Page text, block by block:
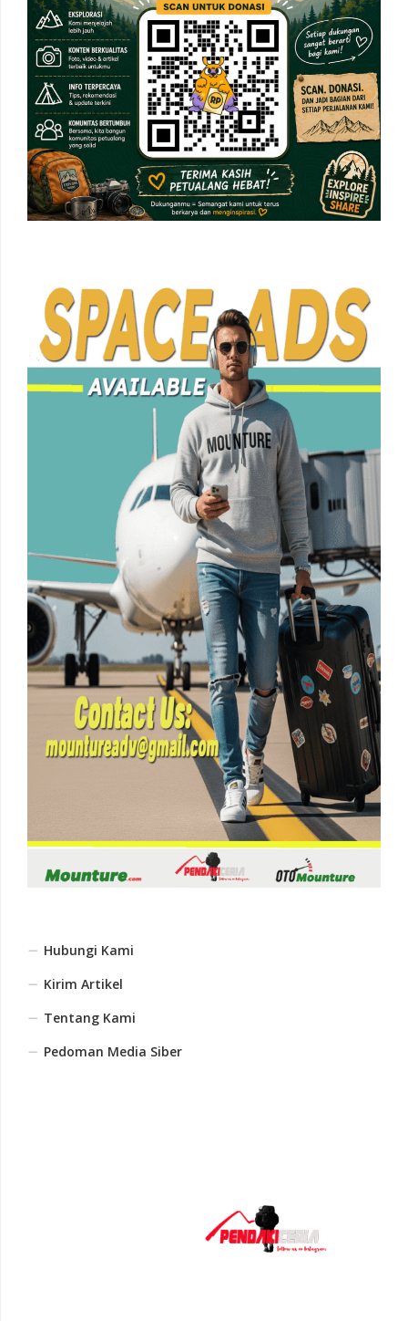
Hubungi Kami
Kirim Artikel
Tentang Kami
Pedoman Media Siber